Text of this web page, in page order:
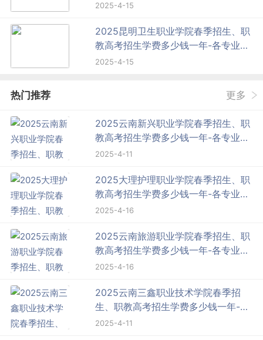
2025-4-15
2025昆明卫生职业学院春季招生、职
教高考招生学费多少钱一年-各专业收
费标准
2025-4-15
热门推荐 更多
2025云南新兴职业学院春季招生、职
教高考招生学费多少钱一年-各专业收
费标准
2025-4-11
2025大理护理职业学院春季招生、职
教高考招生学费多少钱一年-各专业收
费标准
2025-4-16
2025云南旅游职业学院春季招生、职
教高考招生学费多少钱一年-各专业收
费标准
2025-4-16
2025云南三鑫职业技术学院春季招
生、职教高考招生学费多少钱一年-各
专业收费标准
2025-4-11